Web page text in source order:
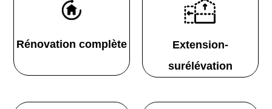
Rénovation complète
Extension-
surélévation